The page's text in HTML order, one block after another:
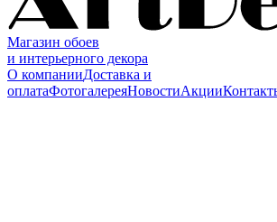
Магазин обоев
и интерьерного декора
О компанииДоставка и
оплатаФотогалереяНовостиАкции